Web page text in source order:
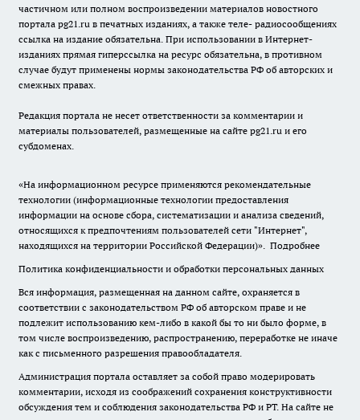
частичном или полном воспроизведении материалов новостного
портала pg21.ru в печатных изданиях, а также теле- радиосообщениях
ссылка на издание обязательна. При использовании в Интернет-
изданиях прямая гиперссылка на ресурс обязательна, в противном
случае будут применены нормы законодательства РФ об авторских и
смежных правах.
Редакция портала не несет ответственности за комментарии и
материалы пользователей, размещенные на сайте pg21.ru и его
субдоменах.
«На информационном ресурсе применяются рекомендательные
технологии (информационные технологии предоставления
информации на основе сбора, систематизации и анализа сведений,
относящихся к предпочтениям пользователей сети "Интернет",
находящихся на территории Российской Федерации)». Подробнее
Политика конфиденциальности и обработки персональных данных
Вся информация, размещенная на данном сайте, охраняется в
соответствии с законодательством РФ об авторском праве и не
подлежит использованию кем-либо в какой бы то ни было форме, в
том числе воспроизведению, распространению, переработке не иначе
как с письменного разрешения правообладателя.
Администрация портала оставляет за собой право модерировать
комментарии, исходя из соображений сохранения конструктивности
обсуждения тем и соблюдения законодательства РФ и РТ. На сайте не